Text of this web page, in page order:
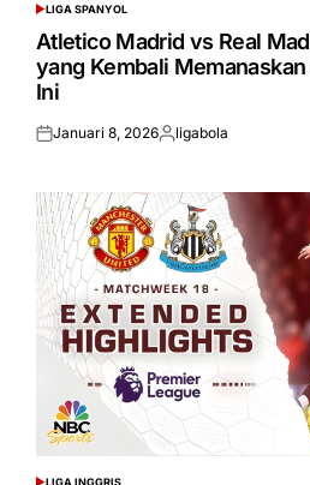
POSTED
IN
LIGA SPANYOL
Atletico Madrid vs Real
yang Kembali
Ini
Posted
Januari 8, 2026Posted
ligabola
LIGA INGGRIS